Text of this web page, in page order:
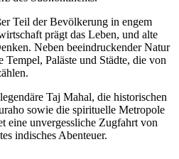
Teil der Bevölkerung in engem
prägt das Leben, und alte
Neben beeindruckender Natur
Tempel, Paläste und Städte, die von
Taj Mahal, die historischen
sowie die spirituelle Metropole
eine unvergessliche Zugfahrt von
indisches Abenteuer.